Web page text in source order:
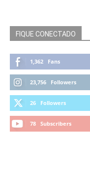
FIQUE CONECTADO
1,362 Fans
23,756 Followers
26 Followers
78 Subscribers